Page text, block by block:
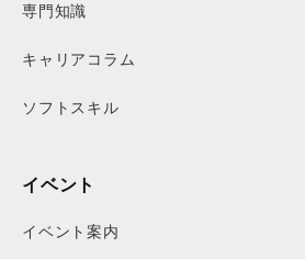
専門知識
キャリアコラム
ソフトスキル
イベント
イベント案内